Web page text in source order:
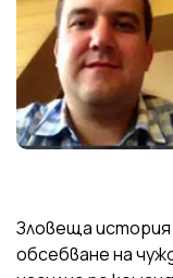
Зловеща история
обсебване на